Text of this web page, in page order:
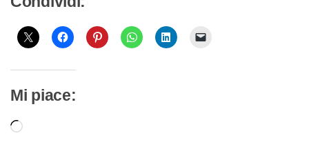
Mi piace:
Caricamento